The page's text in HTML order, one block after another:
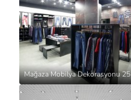
Mağaza Mobilya Dekorasyonu 25